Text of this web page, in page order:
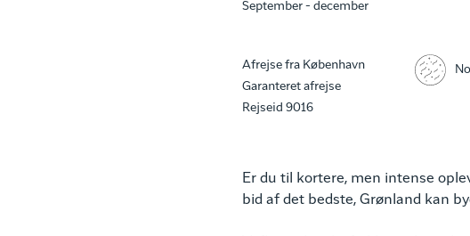
September - december
Afrejse fra København
Garanteret afrejse
Rejseid 9016
Er du til kortere, men intense
bid af det bedste, Grønland kan